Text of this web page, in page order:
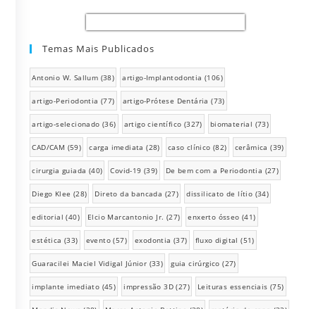
Temas Mais Publicados
Antonio W. Sallum (38) artigo-Implantodontia (106)
artigo-Periodontia (77) artigo-Prótese Dentária (73)
artigo-selecionado (36) artigo científico (327) biomaterial (73)
CAD/CAM (59) carga imediata (28) caso clínico (82) cerâmica (39)
cirurgia guiada (40) Covid-19 (39) De bem com a Periodontia (27)
Diego Klee (28) Direto da bancada (27) dissilicato de lítio (34)
editorial (40) Elcio Marcantonio Jr. (27) enxerto ósseo (41)
estética (33) evento (57) exodontia (37) fluxo digital (51)
Guaracilei Maciel Vidigal Júnior (33) guia cirúrgico (27)
implante imediato (45) impressão 3D (27) Leituras essenciais (75)